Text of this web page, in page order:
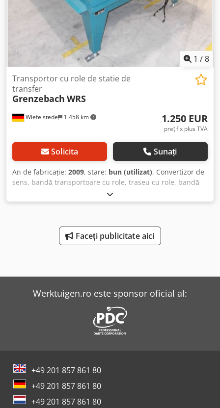
1 /8
Wiefelstede 1.458 km
Transportor cu role de statie de
transfer
Grenzebach WRS
1.250 EUR
preț fix plus TVA
Solicita Sunați
An de fabricație: 2009, stare: bun (utilizat), Convertizor de
sens, bandă transportoare cu role, traseu cu role, bandă
cu role antrenată, bandă cu role, traseu cu role cu
extractor - construcție robustă - acționare electrică - motor
lățime role: 1440 mm - lungime de transport: 1400 mm -
bandă transportoare de transfer: 1400 mm - ridicare
de transport: 950 mm ajustabilă - antrenare: cu curea
Faceți publicitate aici
Werktuigen.ro este sponsor oficial al:
+49 201 857 861 80
+49 201 857 861 80
+49 201 857 861 80